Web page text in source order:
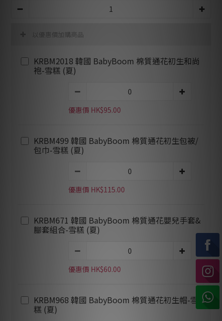
以優惠價加購商品
KRBM2018 韓國 BabyBoom 棉質通花初生和尚
袍-雪糕 (夏)
優惠價 HK$95.00
KRBM499 韓國 BabyBoom 棉質通花初生包被/
包巾-雪糕 (夏)
優惠價 HK$115.00
KRBM671 韓國 BabyBoom 棉質通花嬰兒手套&
腳套組合-雪糕 (夏)
優惠價 HK$60.00
KRBM968 韓國 BabyBoom 棉質通花初生帽-雪
糕 (夏)